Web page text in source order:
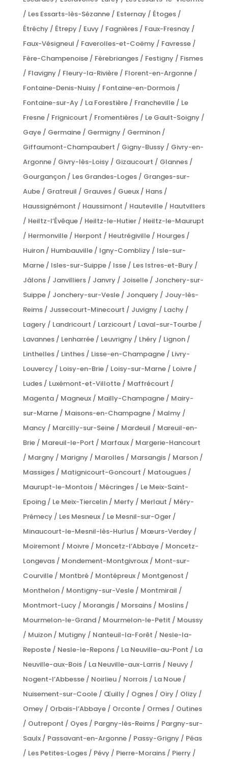
/ Les Essarts-lès-Sézanne / Esternay / Étoges /
Étréchy / Étrepy / Euvy / Fagnières / Faux-Fresnay /
Faux-Vésigneul / Faverolles-et-Coëmy / Favresse /
Fère-Champenoise / Fèrebrianges / Festigny / Fismes
/ Flavigny / Fleury-la-Rivière / Florent-en-Argonne /
Fontaine-Denis-Nuisy / Fontaine-en-Dormois /
Fontaine-sur-Ay / La Forestière / Francheville / Le
Fresne / Frignicourt / Fromentières / Le Gault-Soigny /
Gaye / Germaine / Germigny / Germinon /
Giffaumont-Champaubert / Gigny-Bussy / Givry-en-
Argonne / Givry-lès-Loisy / Gizaucourt / Glannes /
Gourgançon / Les Grandes-Loges / Granges-sur-
Aube / Gratreuil / Grauves / Gueux / Hans /
Haussignémont / Haussimont / Hauteville / Hautvillers
/ Heiltz-l’Évêque / Heiltz-le-Hutier / Heiltz-le-Maurupt
/ Hermonville / Herpont / Heutrégiville / Hourges /
Huiron / Humbauville / Igny-Comblizy / Isle-sur-
Marne / Isles-sur-Suippe / Isse / Les Istres-et-Bury /
Jâlons / Janvilliers / Janvry / Joiselle / Jonchery-sur-
Suippe / Jonchery-sur-Vesle / Jonquery / Jouy-lès-
Reims / Jussecourt-Minecourt / Juvigny / Lachy /
Lagery / Landricourt / Larzicourt / Laval-sur-Tourbe /
Lavannes / Lenharrée / Leuvrigny / Lhéry / Lignon /
Linthelles / Linthes / Lisse-en-Champagne / Livry-
Louvercy / Loisy-en-Brie / Loisy-sur-Marne / Loivre /
Ludes / Luxémont-et-Villotte / Maffrécourt /
Magenta / Magneux / Mailly-Champagne / Mairy-
sur-Marne / Maisons-en-Champagne / Malmy /
Mancy / Marcilly-sur-Seine / Mardeuil / Mareuil-en-
Brie / Mareuil-le-Port / Marfaux / Margerie-Hancourt
/ Margny / Marigny / Marolles / Marsangis / Marson /
Massiges / Matignicourt-Goncourt / Matougues /
Maurupt-le-Montois / Mécringes / Le Meix-Saint-
Epoing / Le Meix-Tiercelin / Merfy / Merlaut / Méry-
Prémecy / Les Mesneux / Le Mesnil-sur-Oger /
Minaucourt-le-Mesnil-lès-Hurlus / Mœurs-Verdey /
Moiremont / Moivre / Moncetz-l’Abbaye / Moncetz-
Longevas / Mondement-Montgivroux / Mont-sur-
Courville / Montbré / Montépreux / Montgenost /
Monthelon / Montigny-sur-Vesle / Montmirail /
Montmort-Lucy / Morangis / Morsains / Moslins /
Mourmelon-le-Grand / Mourmelon-le-Petit / Moussy
/ Muizon / Mutigny / Nanteuil-la-Forêt / Nesle-la-
Reposte / Nesle-le-Repons / La Neuville-au-Pont / La
Neuville-aux-Bois / La Neuville-aux-Larris / Neuvy /
Nogent-l’Abbesse / Noirlieu / Norrois / La Noue /
Nuisement-sur-Coole / Œuilly / Ognes / Oiry / Olizy /
Omey / Orbais-l’Abbaye / Orconte / Ormes / Outines
/ Outrepont / Oyes / Pargny-lès-Reims / Pargny-sur-
Saulx / Passavant-en-Argonne / Passy-Grigny / Péas
/ Les Petites-Loges / Pévy / Pierre-Morains / Pierry /